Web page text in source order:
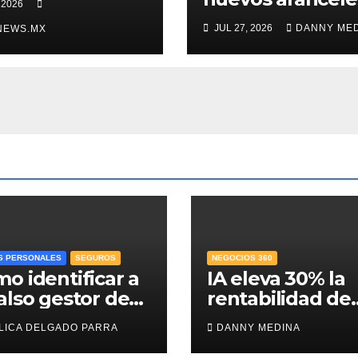
de EU antes de
volver a
T-MEC: Ebrard
JUL 27, 2026 DANNY
PERSONALES SEGUROS
identificar a
gestor de
y proteger el
para el
DELGADO PARRA
NEGOCIOS 360
IA eleva 30% la
rentabilidad de
agencias de
publicidad y
DANNY MEDINA